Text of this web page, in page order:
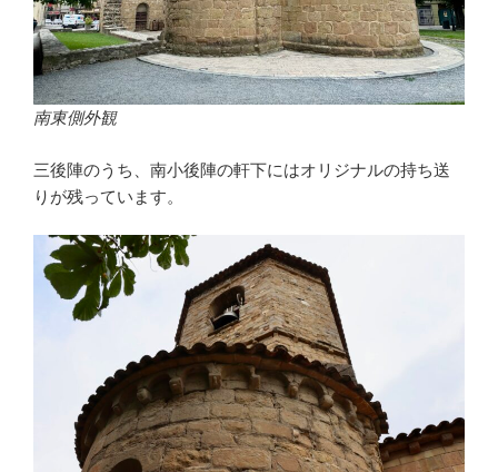
南東側外観
三後陣のうち、南小後陣の軒下にはオリジナルの持ち送
りが残っています。